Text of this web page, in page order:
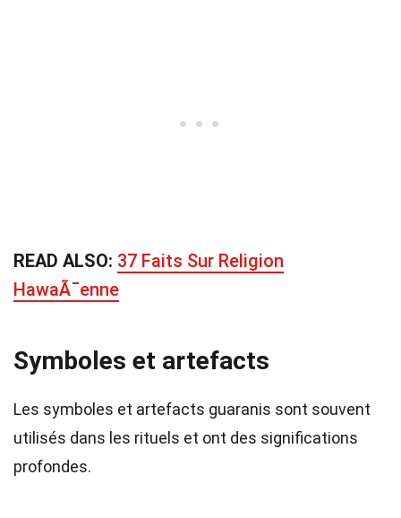
READ ALSO: 37 Faits Sur Religion
HawaÃ¯enne
Symboles et artefacts
Les symboles et artefacts guaranis sont souvent
utilisés dans les rituels et ont des significations
profondes.